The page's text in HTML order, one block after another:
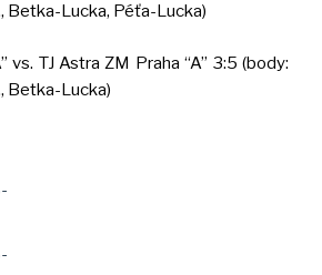
Betka-Lucka, Péťa-Lucka)
vs. TJ Astra ZM Praha “A” 3:5 (body:
Betka-Lucka)